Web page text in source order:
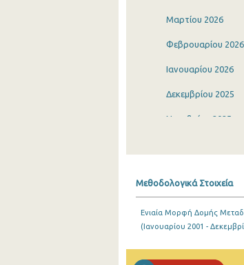
Μαρτίου 2026
Φεβρουαρίου 2026
Ιανουαρίου 2026
Δεκεμβρίου 2025
Νοεμβρίου 2025
Ιουλίου 2025
Μεθοδολογικά Στοιχεία
Ενιαία Μορφή Δομής
(Ιανουαρίου 2001 -